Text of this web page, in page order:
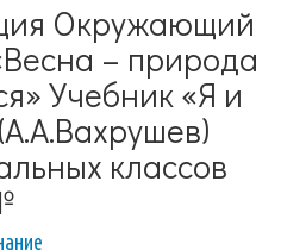
Окружающий
– природа
Учебник «Я и
классов